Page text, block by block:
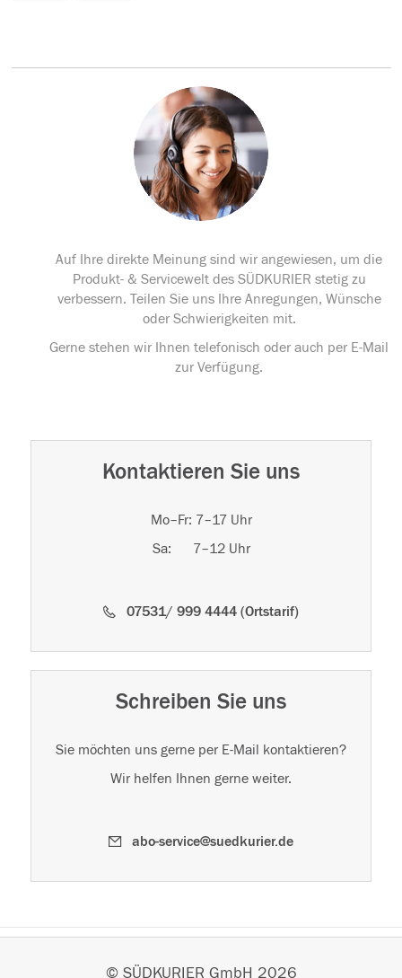
Auf Ihre direkte Meinung sind wir angewiesen, um die
Produkt- & Servicewelt des SÜDKURIER stetig zu
verbessern. Teilen Sie uns Ihre Anregungen, Wünsche
oder Schwierigkeiten mit.
Gerne stehen wir Ihnen telefonisch oder auch per E-Mail
zur Verfügung.
Kontaktieren Sie uns
Mo–Fr: 7–17 Uhr
Sa: 7–12 Uhr
07531/ 999 4444 (Ortstarif)
Schreiben Sie uns
Sie möchten uns gerne per E-Mail kontaktieren?
Wir helfen Ihnen gerne weiter.
abo-service@suedkurier.de
© SÜDKURIER GmbH 2026